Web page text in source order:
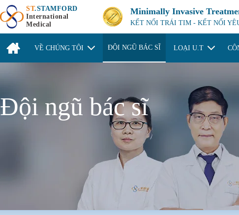
ST.STAMFORD
International
Medical
Minimally Invasive
KẾT NỐI TRÁI TIM - KẾT NỐI
VỀ CHÚNG TÔI ĐỘI NGŨ BÁC SĨ LOẠI U.T
Đội ngũ bác sĩ